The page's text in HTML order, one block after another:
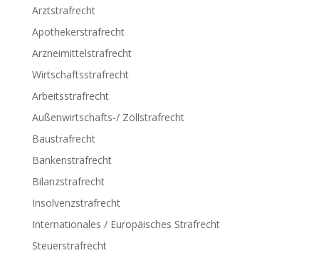
Arztstrafrecht
Apothekerstrafrecht
Arzneimittelstrafrecht
Wirtschaftsstrafrecht
Arbeitsstrafrecht
Außenwirtschafts-/ Zollstrafrecht
Baustrafrecht
Bankenstrafrecht
Bilanzstrafrecht
Insolvenzstrafrecht
Internationales / Europäisches Strafrecht
Steuerstrafrecht